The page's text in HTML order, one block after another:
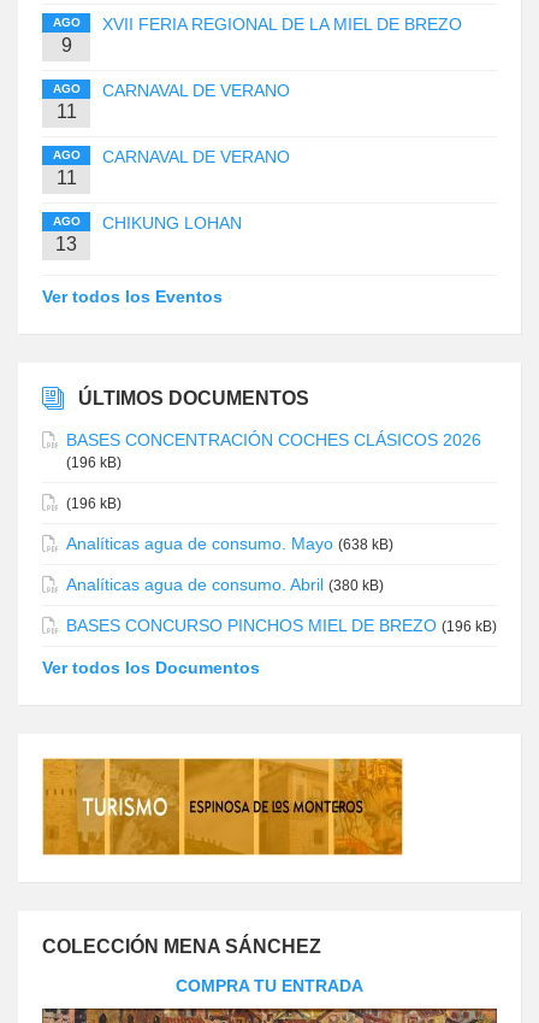
AGO
9
XVII FERIA REGIONAL DE LA MIEL DE BREZO
AGO
11
CARNAVAL DE VERANO
AGO
11
CARNAVAL DE VERANO
AGO
13
CHIKUNG LOHAN
Ver todos los Eventos
ÚLTIMOS DOCUMENTOS
BASES CONCENTRACIÓN COCHES CLÁSICOS 2026
(196 kB)
(196 kB)
Analíticas agua de consumo. Mayo (638 kB)
Analíticas agua de consumo. Abril (380 kB)
BASES CONCURSO PINCHOS MIEL DE BREZO (196 kB)
Ver todos los Documentos
COLECCIÓN MENA SÁNCHEZ
COMPRA TU ENTRADA